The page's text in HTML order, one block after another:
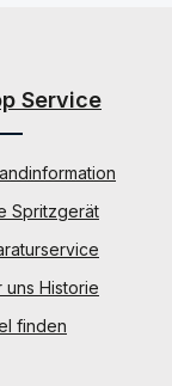
Service
Spritzgerät
uns Historie
finden